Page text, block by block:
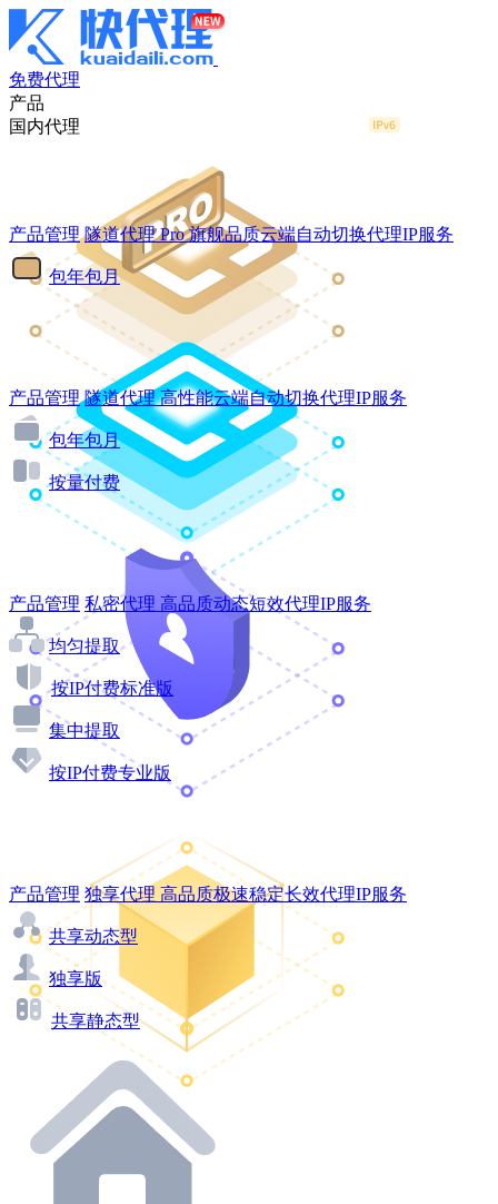
免费代理
产品
国内代理
产品管理 隧道代理Pro 旗舰品质云端自动切换代理IP服务
包年包月
产品管理 隧道代理 高性能云端自动切换代理IP服务
包年包月
按量付费
产品管理 私密代理 高品质动态短效代理IP服务
均匀提取
按IP付费标准版
集中提取
按IP付费专业版
产品管理 独享代理 高品质极速稳定长效代理IP服务
共享动态型
独享版
共享静态型